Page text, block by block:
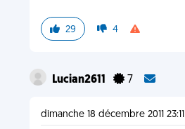
29 4
Lucian2611 7
dimanche 18 décembre 2011 23:11